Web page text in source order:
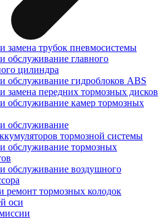
замена трубок пневмосистемы
обслуживание главного
цилиндра
обслуживание гидроблоков ABS
замена передних тормозных дисков
обслуживание камер тормозных
обслуживание
тормозной системы
обслуживание тормозных
обслуживание воздушного
ремонт тормозных колодок
оси